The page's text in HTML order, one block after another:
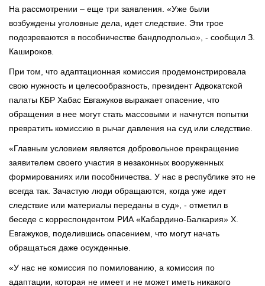
На рассмотрении – еще три заявления. «Уже были
возбуждены уголовные дела, идет следствие. Эти трое
подозреваются в пособничестве бандподполью», - сообщил З.
Кашироков.
При том, что адаптационная комиссия продемонстрировала
свою нужность и целесообразность, президент Адвокатской
палаты КБР Хабас Евгажуков выражает опасение, что
обращения в нее могут стать массовыми и начнутся попытки
превратить комиссию в рычаг давления на суд или следствие.
«Главным условием является добровольное прекращение
заявителем своего участия в незаконных вооруженных
формированиях или пособничества. У нас в республике это не
всегда так. Зачастую люди обращаются, когда уже идет
следствие или материалы переданы в суд», - отметил в
беседе с корреспондентом РИА «Кабардино-Балкария» Х.
Евгажуков, поделившись опасением, что могут начать
обращаться даже осужденные.
«У нас не комиссия по помилованию, а комиссия по
адаптации, которая не имеет и не может иметь никакого